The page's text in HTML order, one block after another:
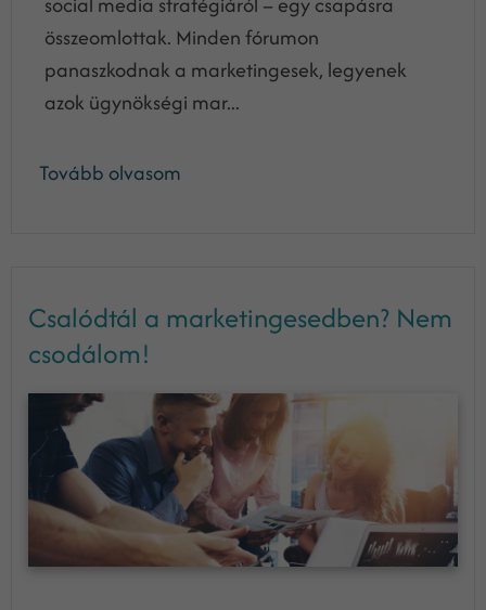
összeomlottak. Minden fórumon
panaszkodnak a marketingesek, legyenek
azok ügynökségi mar...
Tovább olvasom
Csalódtál a marketingesedben? Nem
csodálom!